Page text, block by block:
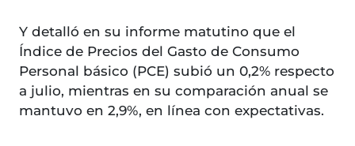
Y detalló en su informe matutino que el
Índice de Precios del Gasto de Consumo
Personal básico (PCE) subió un 0,2% respecto
a julio, mientras en su comparación anual se
mantuvo en 2,9%, en línea con expectativas.